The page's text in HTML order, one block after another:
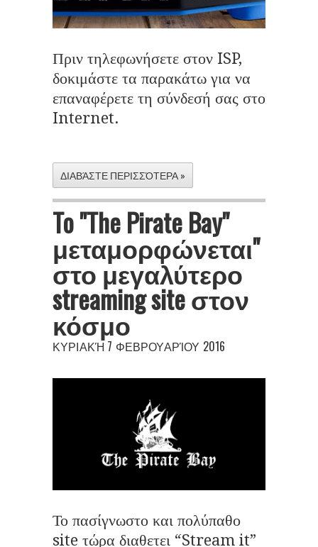
Πριν τηλεφωνήσετε στον ISP,
δοκιμάστε τα παρακάτω για να
επαναφέρετε τη σύνδεσή σας στο
Internet.
ΔΙΑΒΆΣΤΕ ΠΕΡΙΣΣΌΤΕΡΑ »
To "The Pirate Bay"
μεταμορφώνεται"
στο μεγαλύτερο
streaming site στον
κόσμο
ΚΥΡΙΑΚΉ 7 ΦΕΒΡΟΥΑΡΊΟΥ 2016
Το πασίγνωστο και πολύπαθο
site τώρα διαθετει “Stream it”